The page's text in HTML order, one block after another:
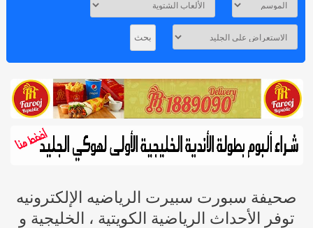
صحيفة سبورت سبيرت الرياضيه الإلكترونيه
توفر الأحداث الرياضية الكويتية ، الخليجية و